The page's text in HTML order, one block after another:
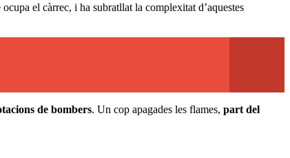
el càrrec, i ha subratllat la complexitat d’aquestes
de bombers. Un cop apagades les flames, part del